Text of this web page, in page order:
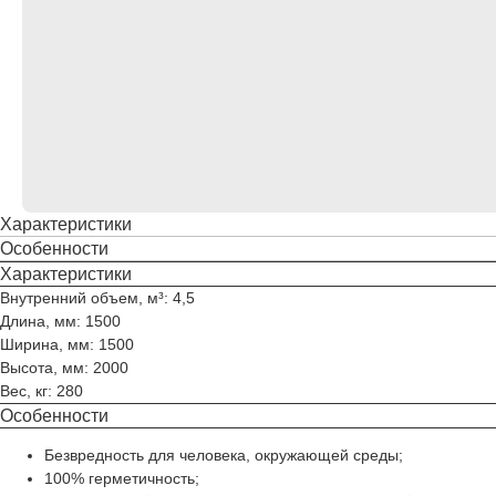
Характеристики
Особенности
Характеристики
Внутренний объем, м³: 4,5
Длина, мм: 1500
Ширина, мм: 1500
Высота, мм: 2000
Вес, кг: 280
Особенности
Безвредность для человека, окружающей среды;
100% герметичность;